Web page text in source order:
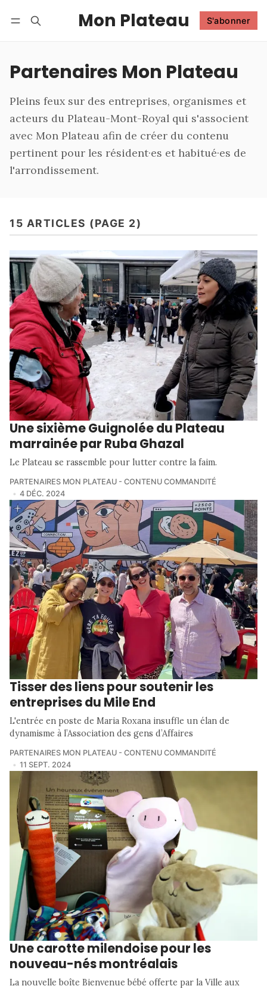
Mon Plateau S'abonner
Partenaires Mon Plateau
Pleins feux sur des entreprises, organismes et
acteurs du Plateau-Mont-Royal qui s'associent
avec Mon Plateau afin de créer du contenu
pertinent pour les résident·es et habitué·es de
l'arrondissement.
15 ARTICLES (PAGE 2)
Une sixième Guignolée du Plateau
marrainée par Ruba Ghazal
Le Plateau se rassemble pour lutter contre la faim.
PARTENAIRES MON PLATEAU - CONTENU COMMANDITÉ
4 DÉC. 2024
Tisser des liens pour soutenir les
entreprises du Mile End
L'entrée en poste de Maria Roxana insuffle un élan de
dynamisme à l’Association des gens d’Affaires
PARTENAIRES MON PLATEAU - CONTENU COMMANDITÉ
11 SEPT. 2024
Une carotte milendoise pour les
nouveau-nés montréalais
La nouvelle boîte Bienvenue bébé offerte par la Ville aux